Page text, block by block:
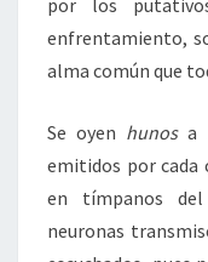
por los
enfrentamiento,
alma común que
Se oyen hunosa
emitidos por cada
en tímpanos
neuronas